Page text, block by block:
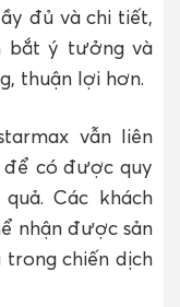
đủ và chi tiết,
bắt ý tưởng và
thuận lợi hơn.
vẫn liên
để có được quy
Các khách
nhận được sản
chiến dịch